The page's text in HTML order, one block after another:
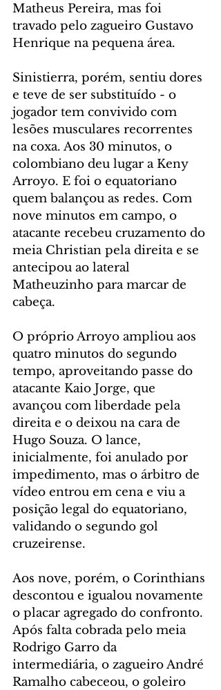
Matheus Pereira, mas foi
travado pelo zagueiro Gustavo
Henrique na pequena área.
Sinistierra, porém, sentiu dores
e teve de ser substituído - o
jogador tem convivido com
lesões musculares recorrentes
na coxa. Aos 30 minutos, o
colombiano deu lugar a Keny
Arroyo. E foi o equatoriano
quem balançou as redes. Com
nove minutos em campo, o
atacante recebeu cruzamento do
meia Christian pela direita e se
antecipou ao lateral
Matheuzinho para marcar de
cabeça.
O próprio Arroyo ampliou aos
quatro minutos do segundo
tempo, aproveitando passe do
atacante Kaio Jorge, que
avançou com liberdade pela
direita e o deixou na cara de
Hugo Souza. O lance,
inicialmente, foi anulado por
impedimento, mas o árbitro de
vídeo entrou em cena e viu a
posição legal do equatoriano,
validando o segundo gol
cruzeirense.
Aos nove, porém, o Corinthians
descontou e igualou novamente
o placar agregado do confronto.
Após falta cobrada pelo meia
Rodrigo Garro da
intermediária, o zagueiro André
Ramalho cabeceou, o goleiro